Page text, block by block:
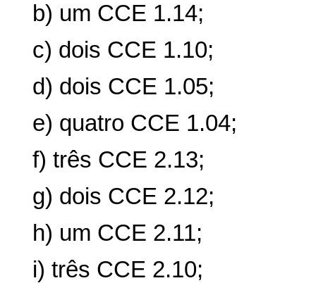
b) um CCE 1.14;
c) dois CCE 1.10;
d) dois CCE 1.05;
e) quatro CCE 1.04;
f) três CCE 2.13;
g) dois CCE 2.12;
h) um CCE 2.11;
i) três CCE 2.10;